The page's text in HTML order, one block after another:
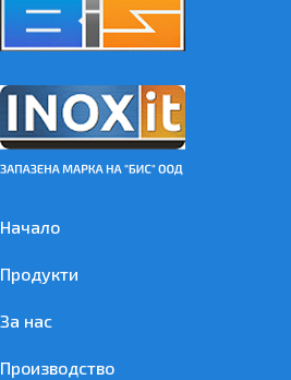
Начало
Продукти
За нас
Производство